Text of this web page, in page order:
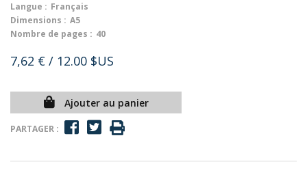
Langue : Français
Dimensions : A5
Nombre de pages : 40
7,62 € / 12.00 $US
Ajouter au panier
PARTAGER :